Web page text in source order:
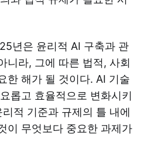
년은 윤리적 AI 구축과 관
니라, 그에 따른 법적, 사회
한 해가 될 것이다. AI 기술
롭고 효율적으로 변화시키
적 기준과 규제의 틀 내에
이 무엇보다 중요한 과제가